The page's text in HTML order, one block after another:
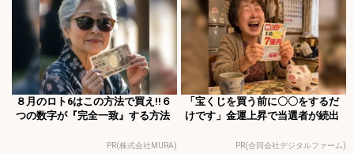
８月のロト6はこの方法で買え!!６
つの数字が『完全一致』する方法
PR(株式会社MURA)
「宝くじを買う前に〇〇をするだ
けです」金運上昇で当選者が続出
PR(合同会社デジタルファーム)